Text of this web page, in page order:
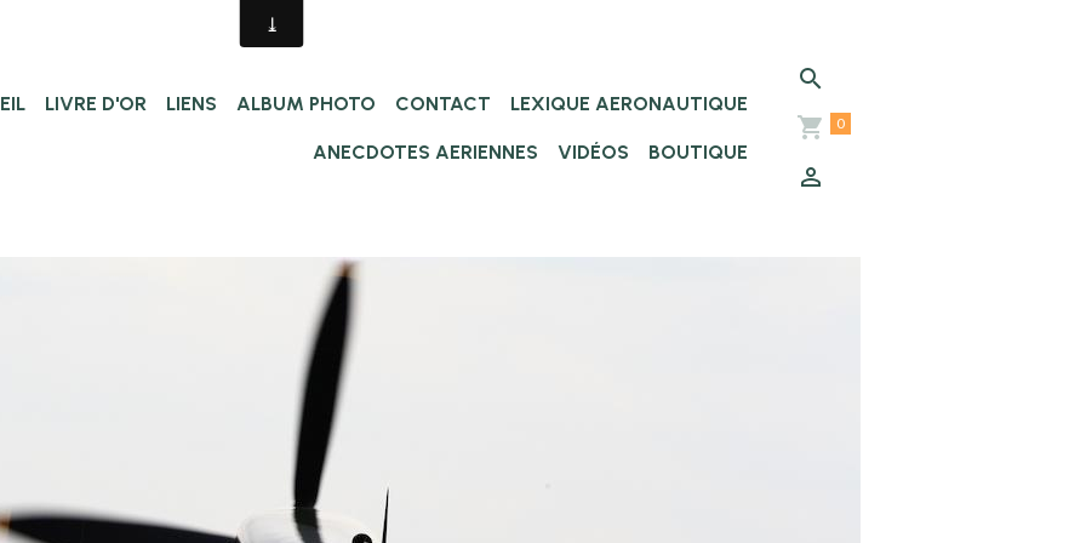
LIVRE D'OR LIENS ALBUM PHOTO CONTACT LEXIQUE AERONAUTIQUE
ANECDOTES AERIENNES VIDÉOS BOUTIQUE
0